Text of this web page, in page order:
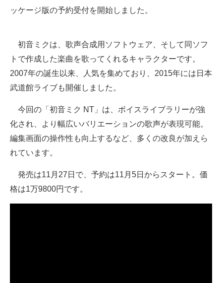
進化するPCとデバイスの未来
好きが集まる 比べて選べる
ビジネスと働き方のヒント
AI活用のいまが分かる
企業ITのトレンドを詳説
経営リーダーのコミュニティ
マーケ×ITの今がよく分かる
ITエンジニア向け専門サイト
ッケージ版の予約受付を開始しました。
初音ミクは、歌声合成用ソフトウェア、そして同ソフ
トで作成した楽曲を歌ってくれるキャラクターです。
2007年の誕生以来、人気を集めており、2015年には日本
武道館ライブも開催しました。
今回の「初音ミク NT」は、ボイスライブラリーが強
化され、より幅広いバリエーションの歌声が表現可能。
編集画面の操作性も向上するなど、多くの改良が加えら
れています。
発売は11月27日で、予約は11月5日からスタート。価
格は1万9800円です。